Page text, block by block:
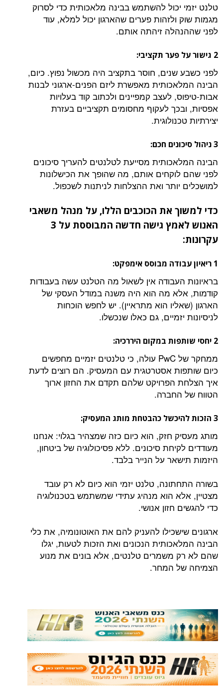
טלנט יזמי יכול להשתמש בבינה מלאכותית כדי לסרוק
מגמות שוק ולזהות פערים שהארגון יכול למלא, עוד
לפני שההנהלה זיהתה אותם.
2 גישור על פער תקציבי:
לפני כשבע שנים, חוסר בתקציב היה מכשול נפוץ. כיום,
הבינה המלאכותית מאפשרת ליזם הפנים-ארגוני לבנות
אבות-טיפוס, לעצב קמפיינים ולכתוב קוד בעלויות
אפסיות, ובכך לעקוף מחסומים תקציביים בעזרת
יצירתיות טכנולוגית.
3 ניהול סיכונים חכם:
הבינה המלאכותית מסייעת לטלנטים להעריך סיכונים
לפני שהם לוקחים אותם, מה שהופך את הכישלונות
למושכלים יותר ואת ההצלחות לניתנות לשכפול.
כדי למשוך את הכוכבים הללו, על מנהל משאבי
האנוש לאמץ גישה חדשה המבוססת על 3
עקרונות:
1 ריאיון עבודה מבוסס אימפקט:
בראיונות העבודה אין לשאול מה הטלנט עשה בעבודות
קודמות, אלא מה הוא היה משנה במודל העסקי של
הארגון (שאליו הוא מתראיין). יש לחפש הוכחות
לניסיונות יזמיים, גם כאלו שנכשלו.
2 יחסי שותפות במקום היררכיה:
ממחקר של PwC עולה, כי טלנטים יזמיים מחפשים
כיום שותפות אסטרטגית עם המעסיק. הם רוצים לדעת
איך הצלחת הפרויקט שלהם תקדם את החזון ארוך
הטווח של החברה.
3 הזכות להיכשל כהבטחת מותג המעסיק:
מותג מעסיק חזק, הוא כיום כזה שמצהיר בגלוי: אנחנו
מעודדים לקיחת סיכונים. ללא פסיכולוגיה של ביטחון,
היזמות תישאר על הנייר בלבד.
בשורה התחתונה, טלנט יזמי הוא כיום לא רק עובד
מצטיין, אלא הוא מנהיג עתידי שמשתמש בטכנולוגיה
כדי להגשים חזון אנושי.
ארגונים שישכילו להעניק להם את האוטונומיה, את כלי
הבינה המלאכותית הנכונים ואת הזכות לטעות, יגלו
שהם לא רק משמרים טלנטים, אלא בונים את מנוע
הצמיחה של המחר.